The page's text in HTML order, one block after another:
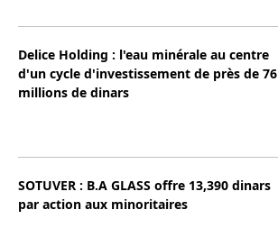
Delice Holding : l'eau minérale au centre
d'un cycle d'investissement de près de 76
millions de dinars
SOTUVER : B.A GLASS offre 13,390 dinars
par action aux minoritaires